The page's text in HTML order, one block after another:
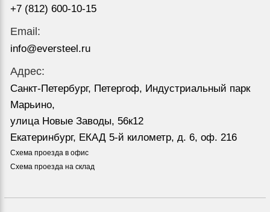
+7 (812) 600-10-15
Email:
info@eversteel.ru
Адрес:
Санкт-Петербург, Петергоф, Индустриальный парк
Марьино,
улица Новые Заводы, 56к12
Екатеринбург, ЕКАД 5-й километр, д. 6, оф. 216
Схема проезда в офис
Схема проезда на склад